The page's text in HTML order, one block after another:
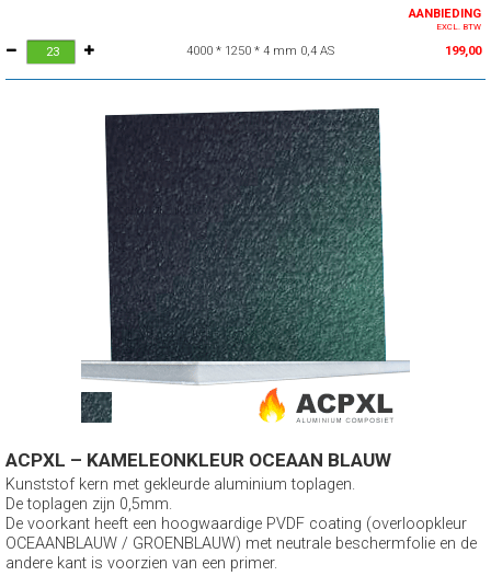
AANBIEDING
EXCL. BTW
4000 * 1250 * 4 mm 0,4 AS 199,00
ACPXL – KAMELEONKLEUR OCEAAN BLAUW
Kunststof kern met gekleurde aluminium toplagen.
De toplagen zijn 0,5mm.
De voorkant heeft een hoogwaardige PVDF coating (overloopkleur
OCEAANBLAUW / GROENBLAUW) met neutrale beschermfolie en de
andere kant is voorzien van een primer.